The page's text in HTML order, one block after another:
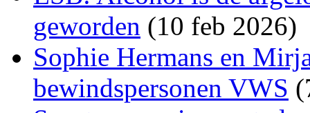
geworden (10 feb 2026)
Sophie Hermans en
bewindspersonen VWS